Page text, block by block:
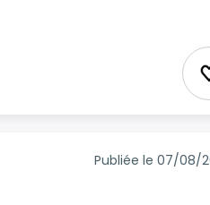
Publiée le 07/08/